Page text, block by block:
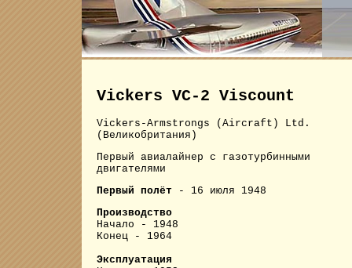
Vickers VC-2 Viscount
Vickers-Armstrongs (Aircraft) Ltd.
(Великобритания)
Первый авиалайнер с газотурбинными
двигателями
Первый полёт - 16 июля 1948
Производство
Начало - 1948
Конец - 1964
Эксплуатация